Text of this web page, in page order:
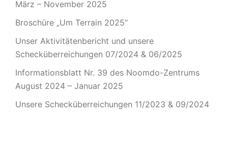
März – November 2025
Broschüre „Um Terrain 2025“
Unser Aktivitätenbericht und unsere
Schecküberreichungen 07/2024 & 06/2025
Informationsblatt Nr. 39 des Noomdo-Zentrums
August 2024 – Januar 2025
Unsere Schecküberreichungen 11/2023 & 09/2024